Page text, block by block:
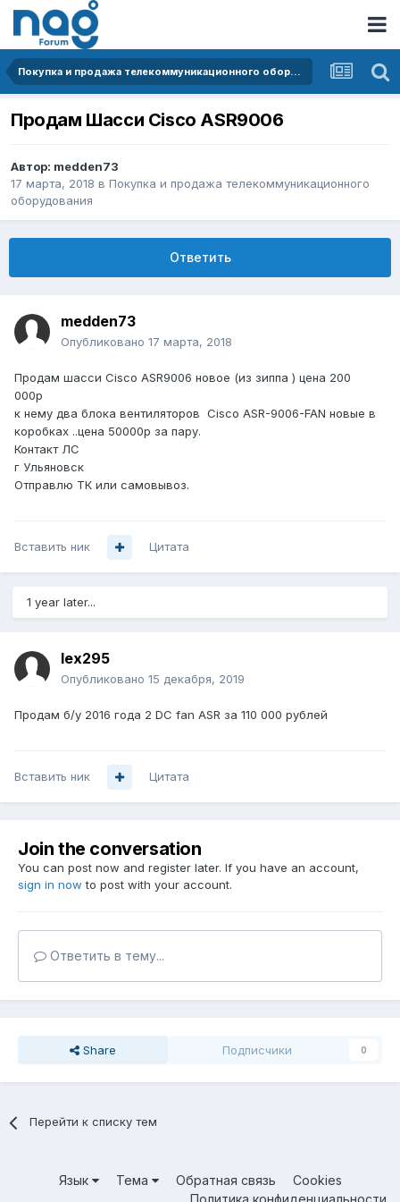
Покупка и продажа телекоммуникационного оборудования
Продам Шасси Cisco ASR9006
Автор: medden73
17 марта, 2018 в Покупка и продажа телекоммуникационного
оборудования
Ответить
medden73
Опубликовано 17 марта, 2018
Продам шасси Cisco ASR9006 новое (из зиппа ) цена 200
000р
к нему два блока вентиляторов Cisco ASR-9006-FAN новые в
коробках ..цена 50000р за пару.
Контакт ЛС
г Ульяновск
Отправлю ТК или самовывоз.
Вставить ник Цитата
1 year later...
lex295
Опубликовано 15 декабря, 2019
Продам б/у 2016 года 2 DC fan ASR за 110 000 рублей
Вставить ник Цитата
Join the conversation
You can post now and register later. If you have an account,
sign in now to post with your account.
Ответить в тему...
Share Подписчики 0
Перейти к списку тем
Язык Тема Обратная связь
Cookies